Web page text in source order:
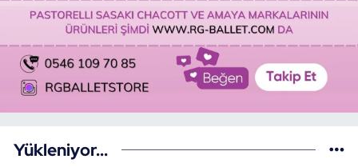
Yükleniyor...